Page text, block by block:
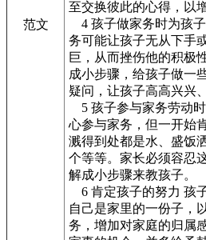
范文
至交换彼此的心得，以
4 孩子做家务时为孩
务可能让孩子无从下手
巨，从而挫伤他的积极
成小步骤，给孩子做一
疑问，让孩子高高兴兴
5 孩子参与家务劳动
心参与家务，但一开始
溅得到处都是水、盛饭
个等等。家长必须容忍
解成小步骤来教孩子。
6 肯定孩子的努力 孩
自己是家里的一份子，
务，增加对家庭的归属